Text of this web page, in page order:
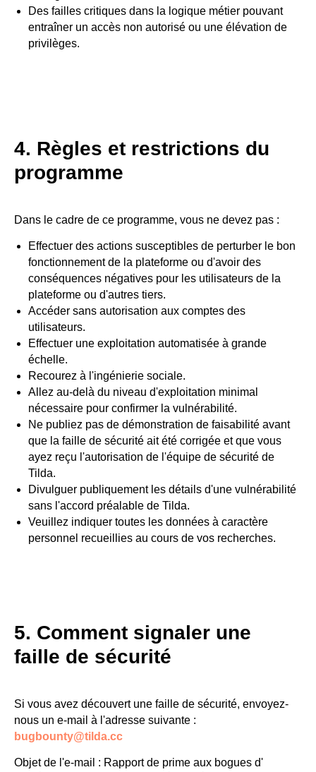
Des failles critiques dans la logique métier pouvant
entraîner un accès non autorisé ou une élévation de
privilèges.
4. Règles et restrictions du
programme
Dans le cadre de ce programme, vous ne devez pas :
Effectuer des actions susceptibles de perturber le bon
fonctionnement de la plateforme ou d'avoir des
conséquences négatives pour les utilisateurs de la
plateforme ou d'autres tiers.
Accéder sans autorisation aux comptes des
utilisateurs.
Effectuer une exploitation automatisée à grande
échelle.
Recourez à l'ingénierie sociale.
Allez au-delà du niveau d'exploitation minimal
nécessaire pour confirmer la vulnérabilité.
Ne publiez pas de démonstration de faisabilité avant
que la faille de sécurité ait été corrigée et que vous
ayez reçu l'autorisation de l'équipe de sécurité de
Tilda.
Divulguer publiquement les détails d'une vulnérabilité
sans l'accord préalable de Tilda.
Veuillez indiquer toutes les données à caractère
personnel recueillies au cours de vos recherches.
5. Comment signaler une
faille de sécurité
Si vous avez découvert une faille de sécurité, envoyez-
nous un e-mail à l'adresse suivante :
bugbounty@tilda.cc
Objet de l'e-mail : Rapport de prime aux bogues d'